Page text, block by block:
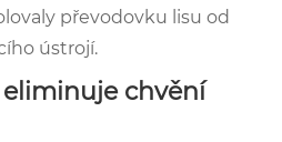
převodovku lisu od
ústrojí.
eliminuje chvění